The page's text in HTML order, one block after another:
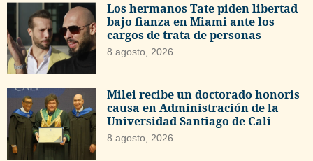
Los hermanos Tate piden libertad
bajo fianza en Miami ante los
cargos de trata de personas
8 agosto, 2026
Milei recibe un doctorado honoris
causa en Administración de la
Universidad Santiago de Cali
8 agosto, 2026